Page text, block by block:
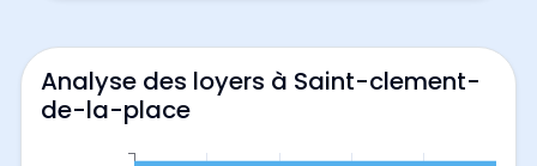
Analyse des loyers à Saint-clement-
de-la-place